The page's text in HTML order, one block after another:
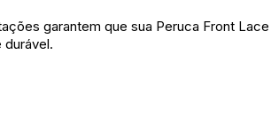
garantem que sua Peruca Front
durável.